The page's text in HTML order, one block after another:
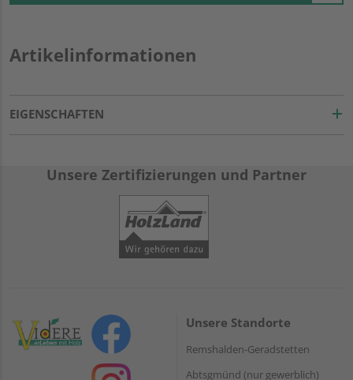
Artikelinformationen
EIGENSCHAFTEN
Unsere Zertifizierungen und Partner
Unsere Standorte
Remshalden-Geradstetten
Abtsgmünd (nur gewerblich)